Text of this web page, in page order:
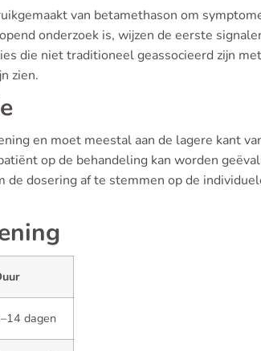
van betamethason om
onderzoek is, wijzen de eerste
die niet traditioneel geassocieerd zijn met
zien.
en moet meestal aan de lagere kant
op de behandeling kan worden
dosering af te stemmen op de
dagen